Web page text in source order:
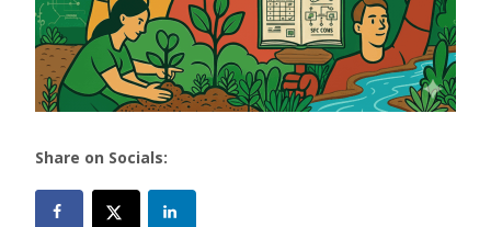
Share on Socials: